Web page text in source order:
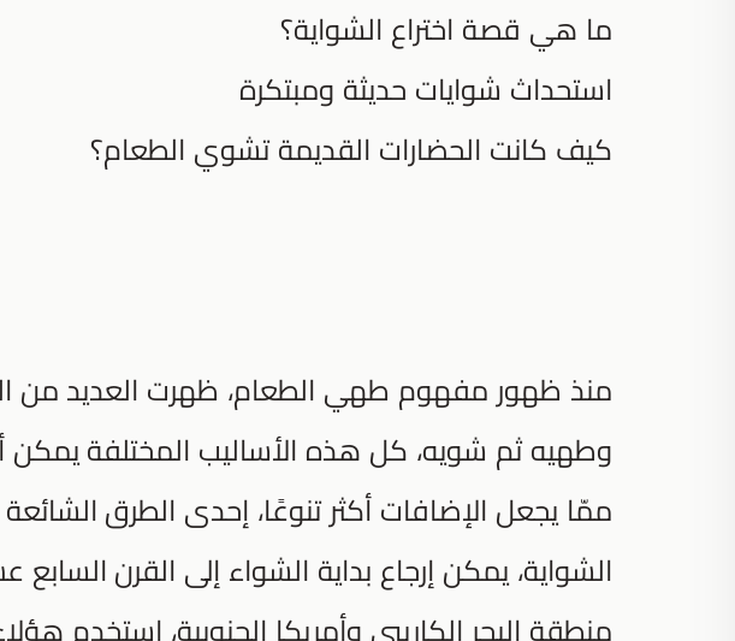
ما هي قصة اختراع الشواية؟
استحداث شوايات حديثة ومبتكرة
كيف كانت الحضارات القديمة تشوي الطعام؟
منذ ظهور مفهوم طهي الطعام، ظهرت العديد من
وطهيه ثم شويه، كل هذه الأساليب المختلفة يمكن
ممّا يجعل الإضافات أكثر تنوعًا، إحدى الطرق
الشواية، يمكن إرجاع بداية الشواء إلى القرن السابع
منطقة البحر الكاريبي وأمريكا الجنوبية، استخدم